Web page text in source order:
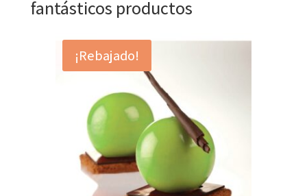
fantásticos productos
¡Rebajado!